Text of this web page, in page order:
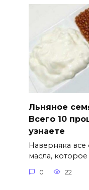
Льняное
Всего 10
узнаете
Наверняка
масла, которое
0 22